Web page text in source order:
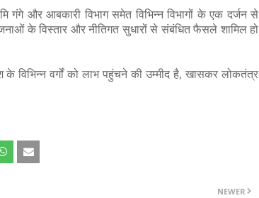
गंगे और आबकारी विभाग समेत विभिन्न विभागों के एक दर्जन से
के विस्तार और नीतिगत सुधारों से संबंधित फैसले शामिल हो
विभिन्न वर्गों को लाभ पहुंचने की उम्मीद है, खासकर लोकतंत्र
NEWER